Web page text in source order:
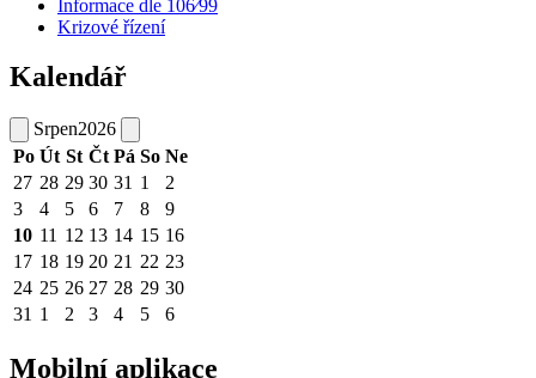
Informace dle 106⁄99
Krizové řízení
Kalendář
Srpen2026
Po Út St Čt Pá So Ne
27 28 29 30 31 1
2
3
4 5 6 7 8
9
10 11 12 13 14 15 16
17 18 19 20 21 22 23
24 25 26 27 28 29 30
31 1 2 3 4 5 6
Mobilní aplikace